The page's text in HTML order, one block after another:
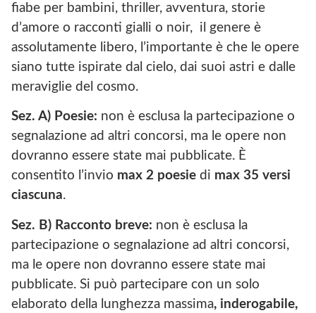
fiabe per bambini, thriller, avventura, storie
d’amore o racconti gialli o noir, il genere è
assolutamente libero, l’importante è che le opere
siano tutte ispirate dal cielo, dai suoi astri e dalle
meraviglie del cosmo.
Sez. A) Poesie: non è esclusa la partecipazione o
segnalazione ad altri concorsi, ma le opere non
dovranno essere state mai pubblicate. È
consentito l’invio max 2 poesie di max 35 versi
ciascuna.
Sez. B) Racconto breve: non è esclusa la
partecipazione o segnalazione ad altri concorsi,
ma le opere non dovranno essere state mai
pubblicate. Si può partecipare con un solo
elaborato della lunghezza massima, inderogabile,